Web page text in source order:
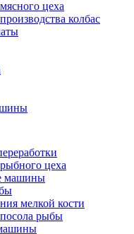
цеха
колбас
цеха
машины
мелкой кости
рыбы